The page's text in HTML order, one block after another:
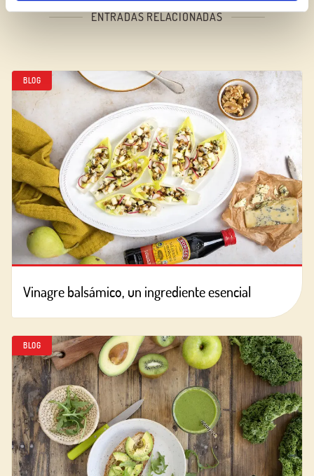
ENTRADAS RELACIONADAS
BLOG
Vinagre balsámico, un ingrediente esencial
BLOG